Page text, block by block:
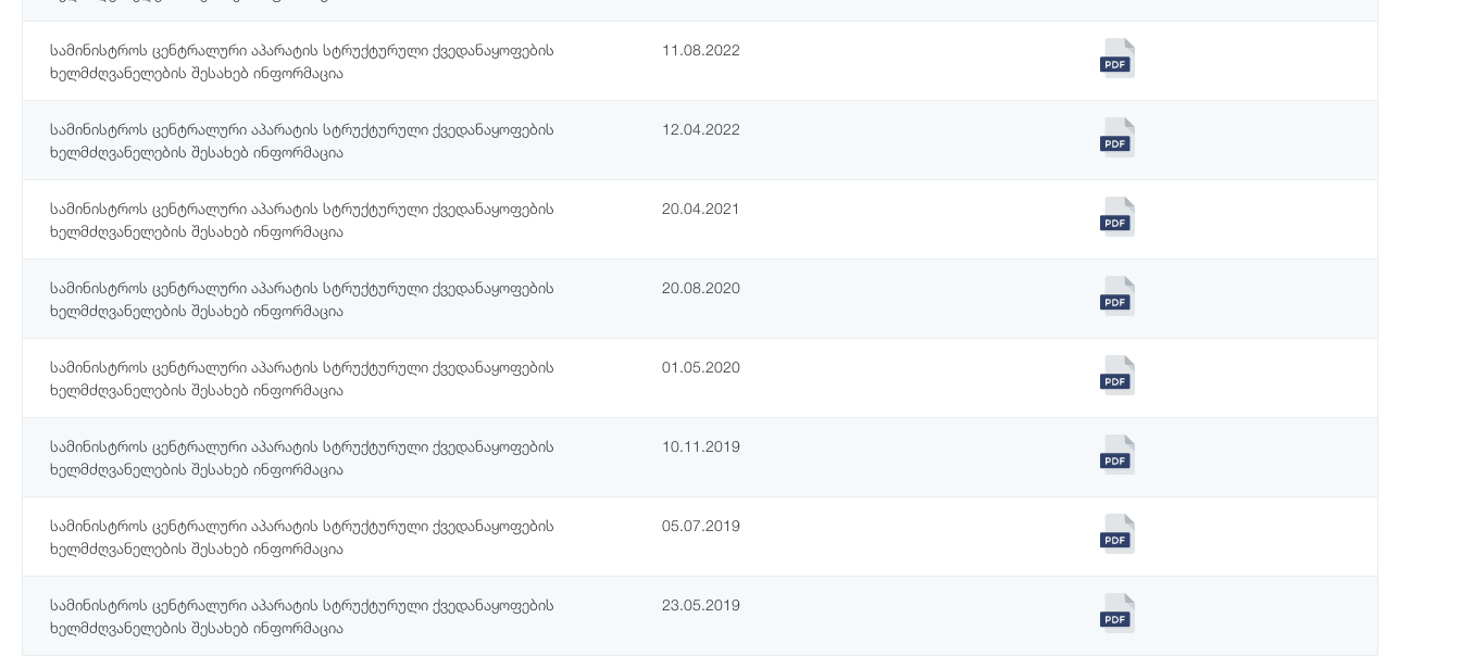
სამინისტროს ცენტრალური აპარატის სტრუქტურული ქვედანაყოფების
ხელმძღვანელების შესახებ ინფორმაცია
11.08.2022
სამინისტროს ცენტრალური აპარატის სტრუქტურული ქვედანაყოფების
ხელმძღვანელების შესახებ ინფორმაცია
12.04.2022
სამინისტროს ცენტრალური აპარატის სტრუქტურული ქვედანაყოფების
ხელმძღვანელების შესახებ ინფორმაცია
20.04.2021
სამინისტროს ცენტრალური აპარატის სტრუქტურული ქვედანაყოფების
ხელმძღვანელების შესახებ ინფორმაცია
20.08.2020
სამინისტროს ცენტრალური აპარატის სტრუქტურული ქვედანაყოფების
ხელმძღვანელების შესახებ ინფორმაცია
01.05.2020
სამინისტროს ცენტრალური აპარატის სტრუქტურული ქვედანაყოფების
ხელმძღვანელების შესახებ ინფორმაცია
10.11.2019
სამინისტროს ცენტრალური აპარატის სტრუქტურული ქვედანაყოფების
ხელმძღვანელების შესახებ ინფორმაცია
05.07.2019
სამინისტროს ცენტრალური აპარატის სტრუქტურული ქვედანაყოფების
ხელმძღვანელების შესახებ ინფორმაცია
23.05.2019